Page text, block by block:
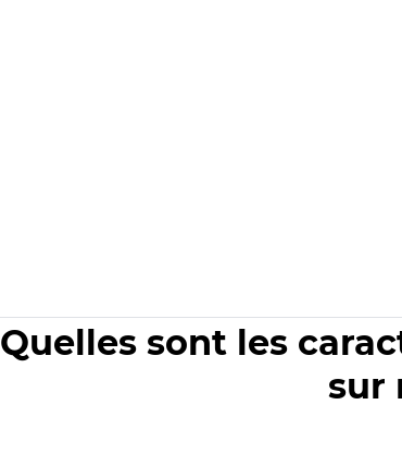
Quelles sont les
sur